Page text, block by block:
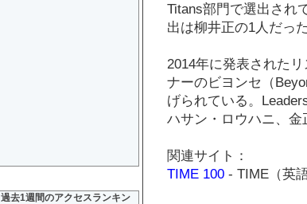
Titans部門で選出され
出は柳井正の1人だった
2014年に発表された
ナーのビヨンセ（
げられている。
ハサン・ロウハニ、金
関連サイト：
TIME 100 - TIME（英語
過去1週間のアクセスランキン